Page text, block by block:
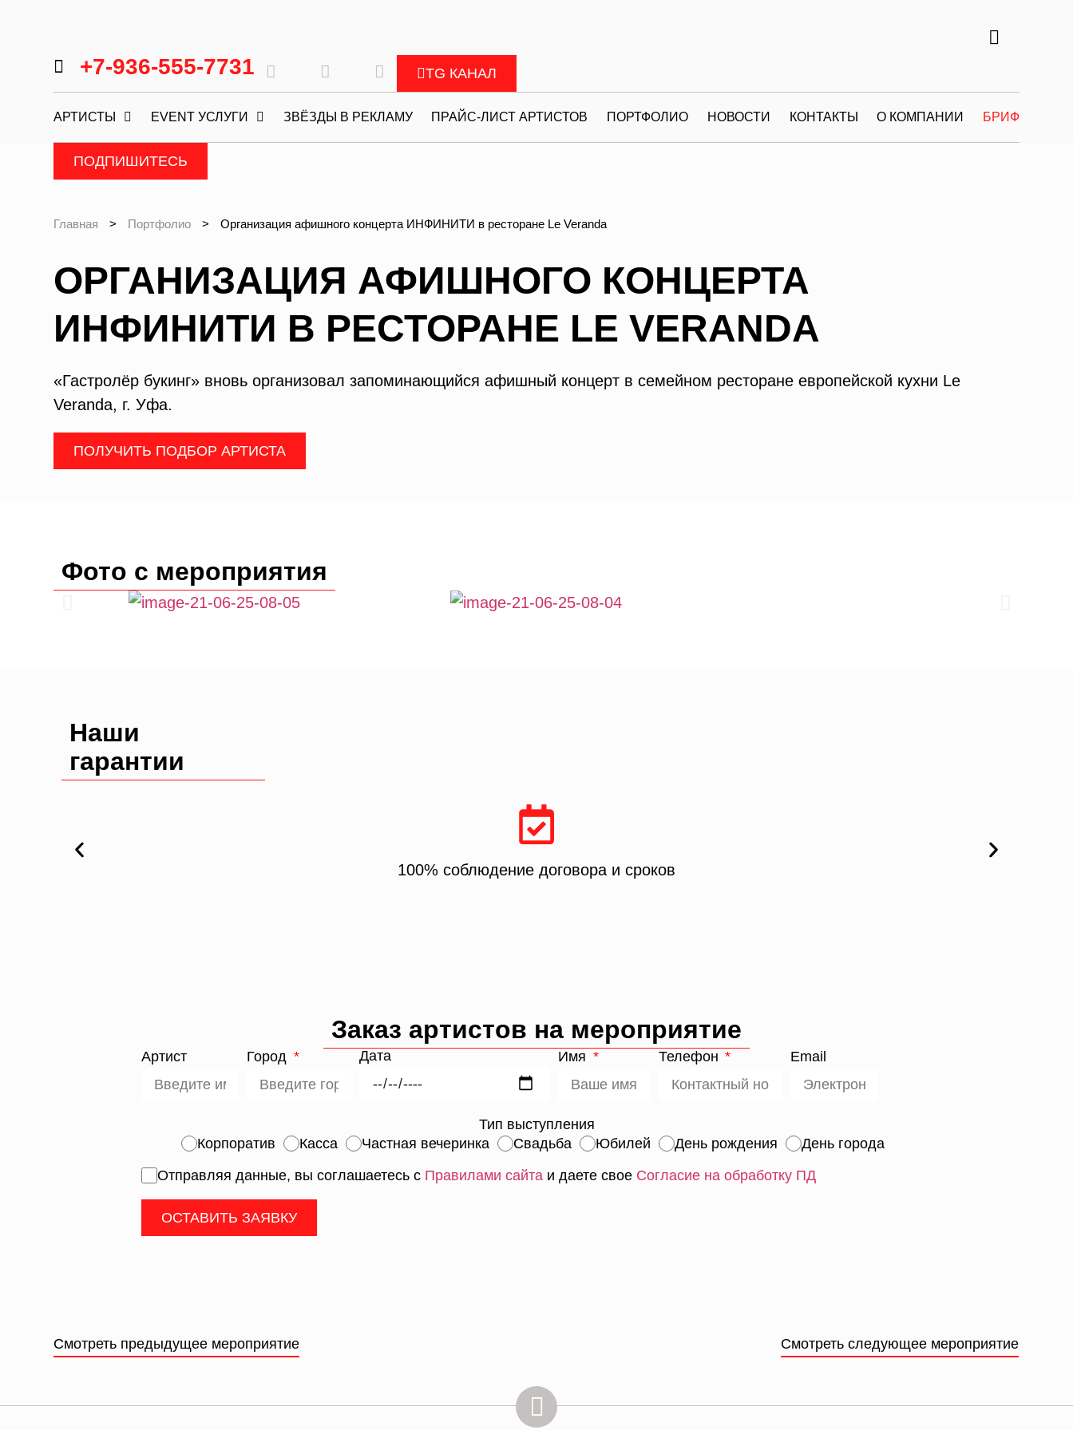
+7-936-555-7731 TG КАНАЛ
АРТИСТЫ EVENT УСЛУГИ ЗВЁЗДЫ В РЕКЛАМУ ПРАЙС-ЛИСТ АРТИСТОВ ПОРТФОЛИО НОВОСТИ КОНТАКТЫ О КОМПАНИИ БРИФ
ПОДПИШИТЕСЬ
Главная > Портфолио > Организация афишного концерта ИНФИНИТИ в ресторане Le Veranda
ОРГАНИЗАЦИЯ АФИШНОГО КОНЦЕРТА
ИНФИНИТИ В РЕСТОРАНЕ LE VERANDA
«Гастролёр букинг» вновь организовал запоминающийся афишный концерт в семейном ресторане европейской кухни Le
Veranda, г. Уфа.
ПОЛУЧИТЬ ПОДБОР АРТИСТА
Фото с мероприятия
Наши
гарантии
100% соблюдение договора и сроков
Заказ артистов на мероприятие
Артист Город Дата Имя Телефон Email
Тип выступления
Корпоратив
Касса Частная вечеринка Свадьба Юбилей День рождения
День города
Отправляя данные, вы соглашаетесь с Правилами сайта и даете свое Согласие на обработку ПД
ОСТАВИТЬ ЗАЯВКУ
Смотреть предыдущее мероприятие Смотреть следующее мероприятие